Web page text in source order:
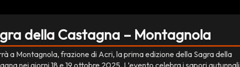
della Castagna – Montagnola
a Montagnola, frazione di Acri, la prima edizione della Sagra della